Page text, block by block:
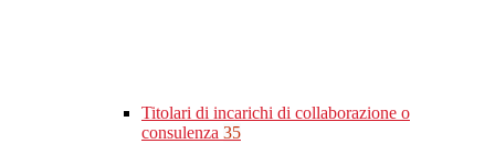
Titolari di incarichi di collaborazione o
consulenza 35